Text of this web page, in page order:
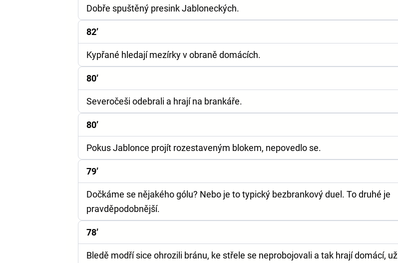
Dobře spuštěný presink Jabloneckých.
82’
Kypřané hledají mezírky v obraně domácích.
80’
Severočeši odebrali a hrají na brankáře.
80’
Pokus Jablonce projít rozestaveným blokem, nepovedlo se.
79’
Dočkáme se nějakého gólu? Nebo je to typický bezbrankový duel. To druhé je
pravděpodobnější.
78’
Bledě modří sice ohrozili bránu, ke střele se neprobojovali a tak hrají domácí, už